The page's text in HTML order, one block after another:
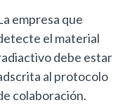
empresa que
el material
debe estar
al protocolo
colaboración.